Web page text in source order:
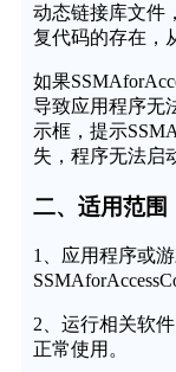
动态链接库文件
复代码的存在，
如果
导致应用程序无
示框，提示
失，程序无法启
二、适用范围
1、应用程序或
2、运行相关软
正常使用。